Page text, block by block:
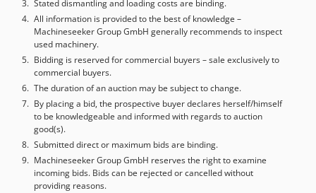
200-240 / 380-415 V, 16A 3Ф + PE, 200-240 V, 25 A 2Ф + PE,
200-240 V, 40 A Управление Модел: KR C5-2, KR C5
Интегриран софтуер: Melito Engine Dual Wire & Melito
Engine Hot Wire Степен на защита: IP65 (IEC 60529) Степен
на защита на централната ръка: IP65 / IP67 (IEC 60529)
Размери Общи размери (Д x Ш x В): 5.000 x 4.000 x 4.000
мм Размери на отваряне на плъзгаща врата: 2.000 x 3.000
мм ОБОРУДВАНЕ Лазерна предпазна кабина –
непропусклива за светлина 4 управления в една система
Покривът е затворен и демонтиращ се Забележка: Снимки
1 & 2 показват сглобеното състояние при последния
собственик.
Stated dismantling and loading costs are binding.
All information is provided to the best of knowledge –
Machineseeker Group GmbH generally recommends to inspect
used machinery.
Bidding is reserved for commercial buyers – sale exclusively to
commercial buyers.
The duration of an auction may be subject to change.
By placing a bid, the prospective buyer declares herself/himself
to be knowledgeable and informed with regards to auction
good(s).
Submitted direct or maximum bids are binding.
Machineseeker Group GmbH reserves the right to examine
incoming bids. Bids can be rejected or cancelled without
providing reasons.